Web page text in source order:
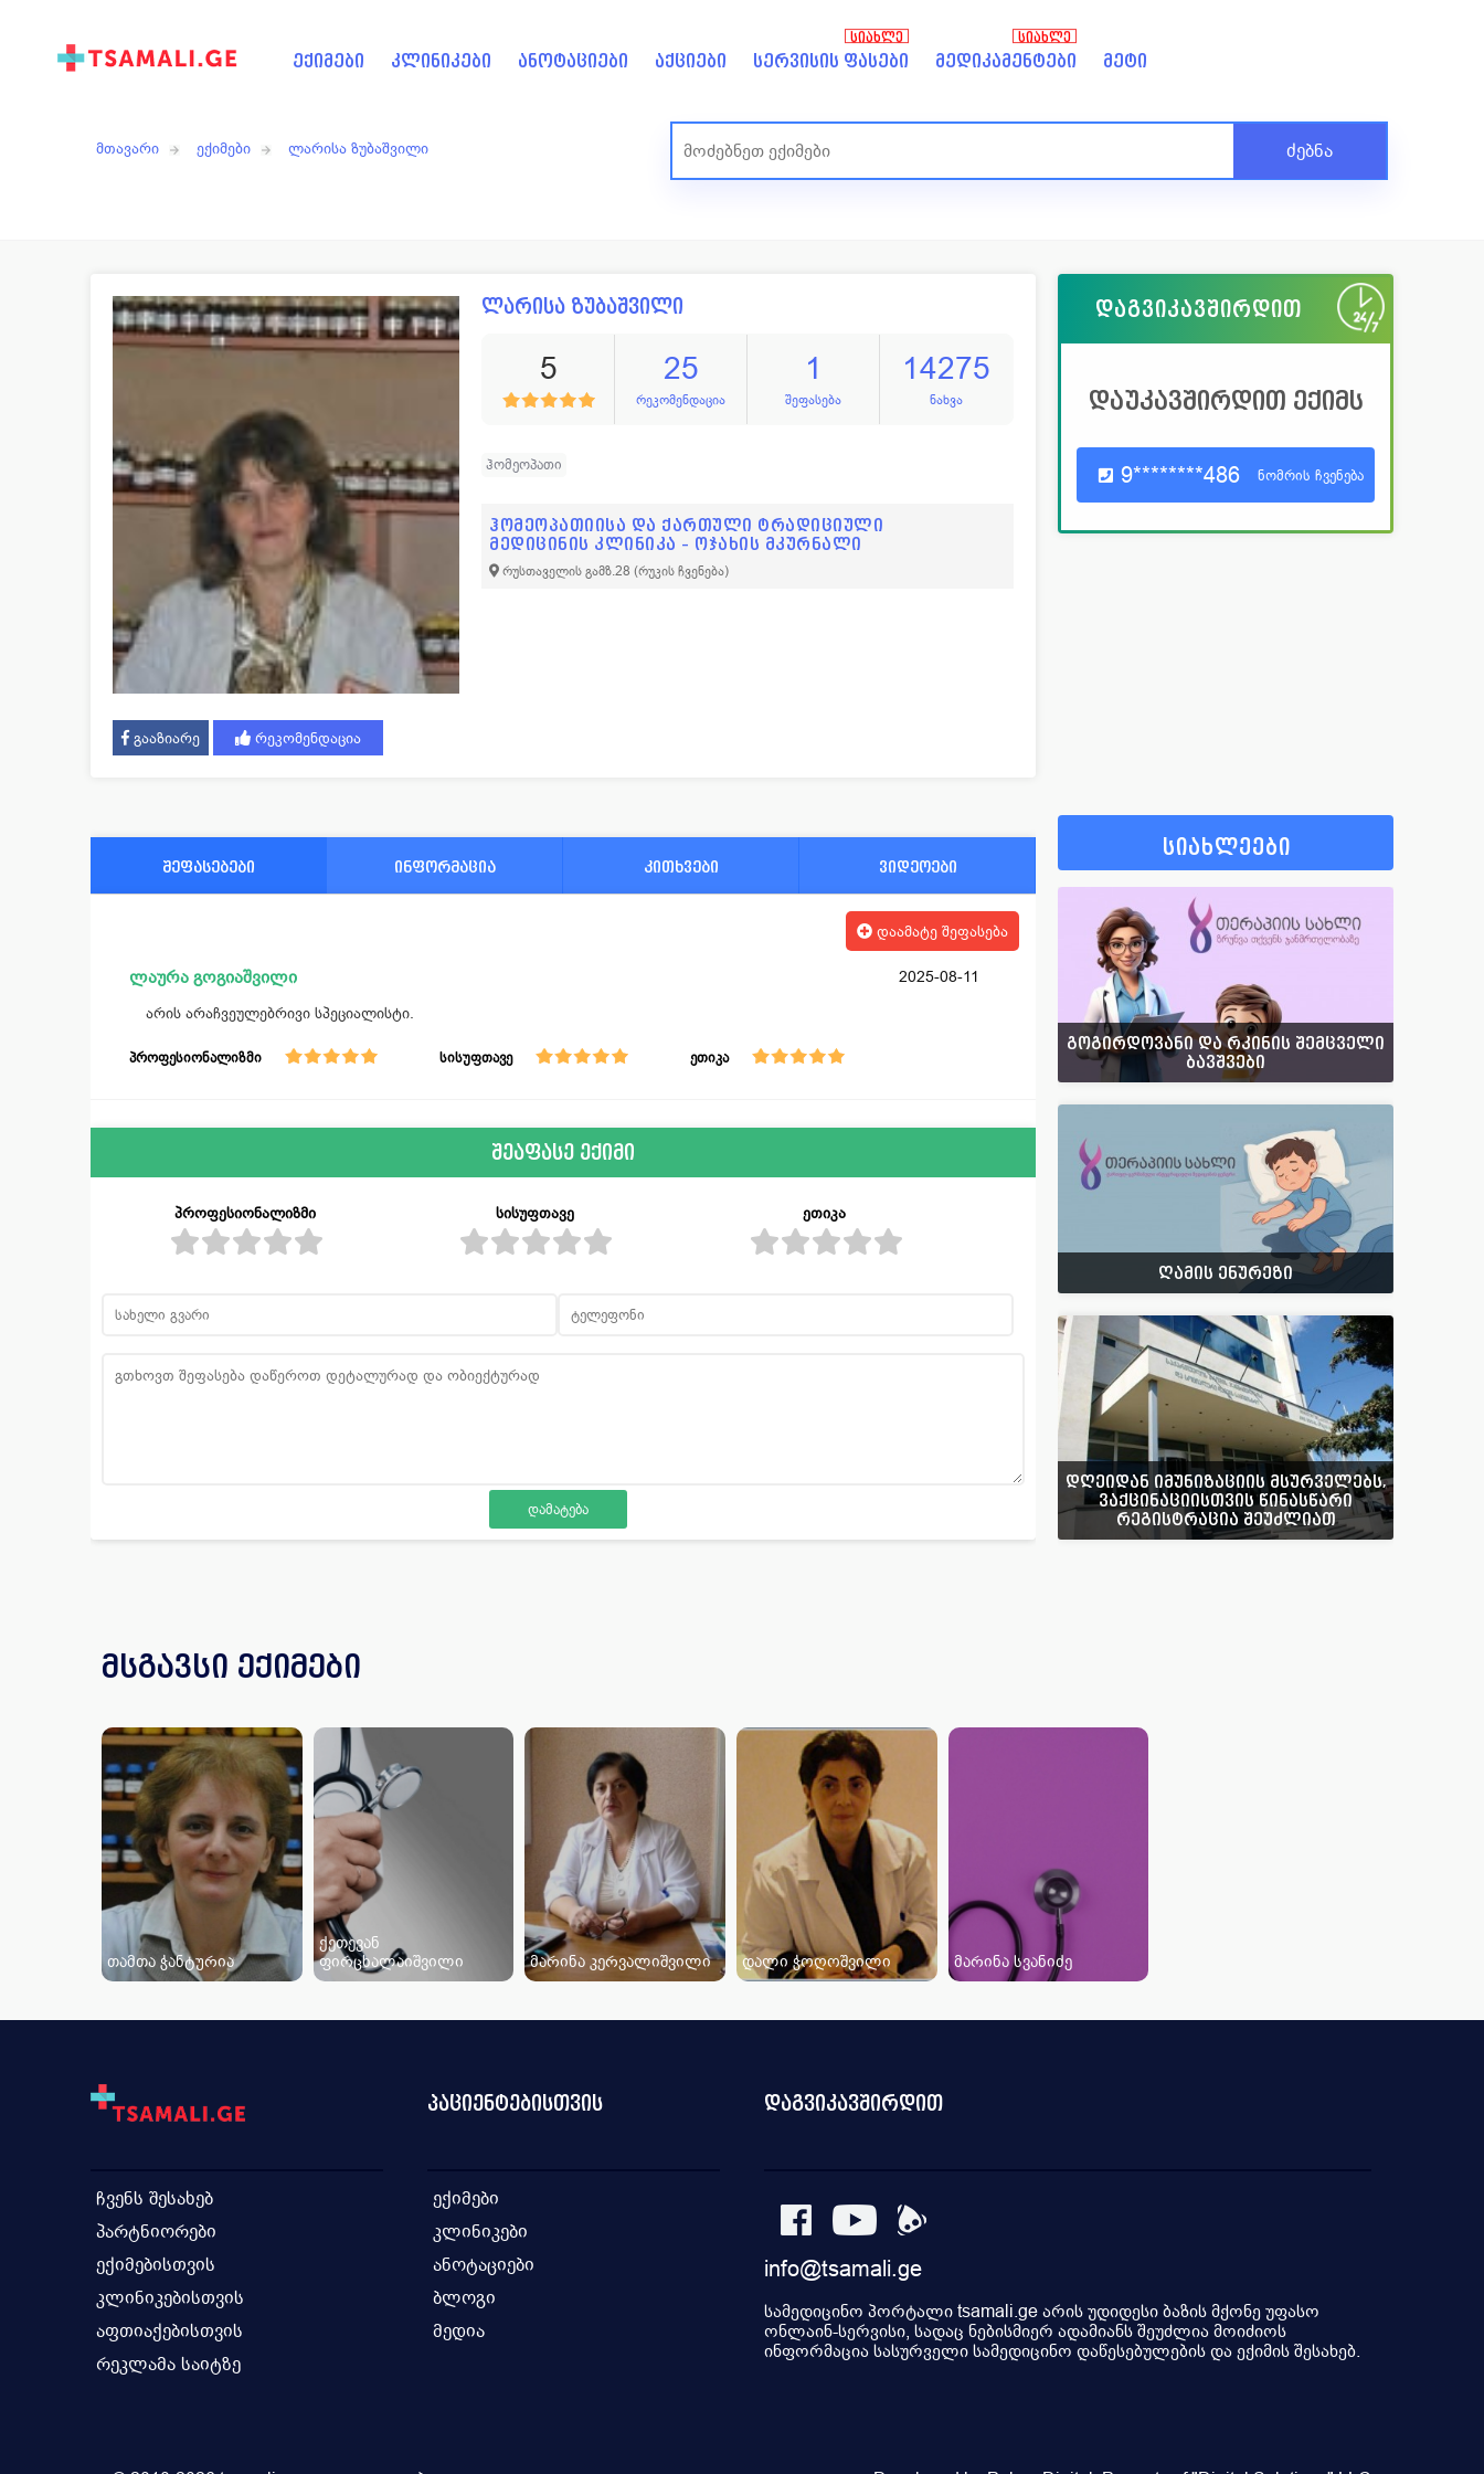
ექიმები კლინიკები ანოტაციები აქციები სერვისის ფასები
ᲡᲘᲐᲮᲚᲔ
მედიკამენტები
ᲡᲘᲐᲮᲚᲔ
მეტი
მთავარი ექიმები ლარისა ზუბაშვილი ძებნა
გააზიარე რეკომენდაცია
ლარისა ზუბაშვილი
5 25
რეკომენდაცია
1
შეფასება
14275
ნახვა
ჰომეოპათი
ჰომეოპათიისა და ქართული ტრადიციული
მედიცინის კლინიკა – ოჯახის მკურნალი
რუსთაველის გამზ.28(რუკის ჩვენება)
დაგვიკავშირდით
დაუკავშირდით ექიმს
9********486 ნომრის ჩვენება
შეფასებები ინფორმაცია კითხვები ვიდეოები
დაამატე შეფასება
ლაურა გოგიაშვილი 2025-08-11
არის არაჩვეულებრივი სპეციალისტი.
პროფესიონალიზმი სისუფთავე ეთიკა
შეაფასე ექიმი
პროფესიონალიზმი სისუფთავე ეთიკა
სიახლეები
გოგირდოვანი და რკინის შემცველი
ბავშვები
ღამის ენურეზი
დღეიდან იმუნიზაციის მსურველებს,
ვაქცინაციისთვის წინასწარი
რეგისტრაცია შეუძლიათ
მსგავსი ექიმები
თამთა ჭანტურია
ქეთევან
ფირცხალაიშვილი
მარინა კერვალიშვილი დალი ჭოღოშვილი მარინა სვანიძე
ჩვენს შესახებ
პარტნიორები
ექიმებისთვის
კლინიკებისთვის
აფთიაქებისთვის
რეკლამა საიტზე
პაციენტებისთვის
ექიმები
კლინიკები
ანოტაციები
ბლოგი
მედია
დაგვიკავშირდით
info@tsamali.ge
სამედიცინო პორტალი tsamali.ge არის უდიდესი ბაზის მქონე უფასო
ონლაინ-სერვისი, სადაც ნებისმიერ ადამიანს შეუძლია მოიძიოს
ინფორმაცია სასურველი სამედიცინო დაწესებულების და ექიმის შესახებ.